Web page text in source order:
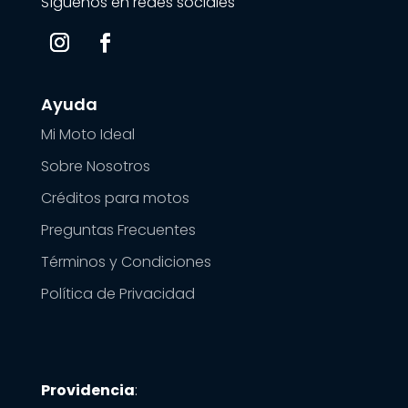
Ayuda
Mi Moto Ideal
Sobre Nosotros
Créditos para motos
Preguntas Frecuentes
Términos y Condiciones
Política de Privacidad
Providencia: